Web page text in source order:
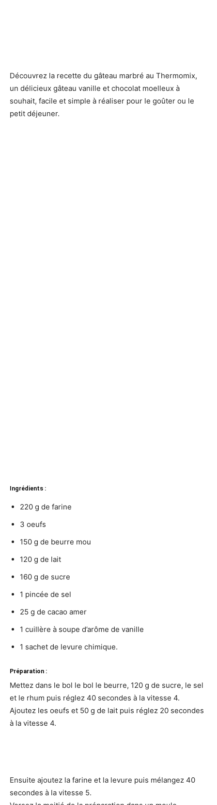
Découvrez la recette du gâteau marbré au Thermomix,
un délicieux gâteau vanille et chocolat moelleux à
souhait, facile et simple à réaliser pour le goûter ou le
petit déjeuner.
Ingrédients :
220 g de farine
3 oeufs
150 g de beurre mou
120 g de lait
160 g de sucre
1 pincée de sel
25 g de cacao amer
1 cuillère à soupe d’arôme de vanille
1 sachet de levure chimique.
Préparation :
Mettez dans le bol le bol le beurre, 120 g de sucre, le sel
et le rhum puis réglez 40 secondes à la vitesse 4.
Ajoutez les oeufs et 50 g de lait puis réglez 20 secondes
à la vitesse 4.
Ensuite ajoutez la farine et la levure puis mélangez 40
secondes à la vitesse 5.